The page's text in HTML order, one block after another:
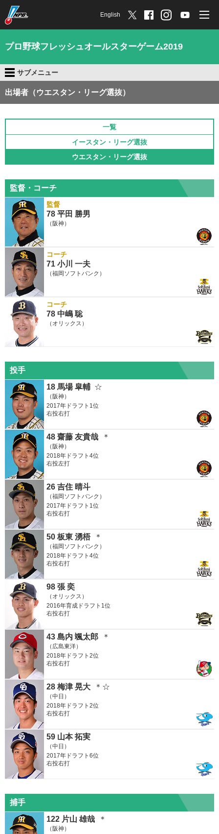
English
プロ野球フレッシュオールスターゲーム2019
サブメニュー
出場者（ウエスタン・リーグ選抜）
一覧
イースタン・リーグ選抜
ウエスタン・リーグ選抜
監督・コーチ
監督
78 平田 勝男
（阪神）
コーチ
71 小川 一夫
（福岡ソフトバンク）
コーチ
78 中嶋 聡
（オリックス）
投手
18 馬場 皐輔 ☆
（阪神）
2017年ドラフト1位
右投右打
48 齋藤 友貴哉 ＊
（阪神）
2018年ドラフト4位
右投左打
26 吉住 晴斗
（福岡ソフトバンク）
2017年ドラフト1位
右投右打
50 板東 湧梧 ＊
（福岡ソフトバンク）
2018年ドラフト4位
右投右打
98 張 奕
（オリックス）
2016年育成ドラフト1位
右投右打
43 島内 颯太郎 ＊
（広島東洋）
2018年ドラフト2位
右投右打
28 梅津 晃大 ＊☆
（中日）
2018年ドラフト2位
右投右打
59 山本 拓実
（中日）
2017年ドラフト6位
右投右打
捕手
122 片山 雄哉
＊
（阪神）